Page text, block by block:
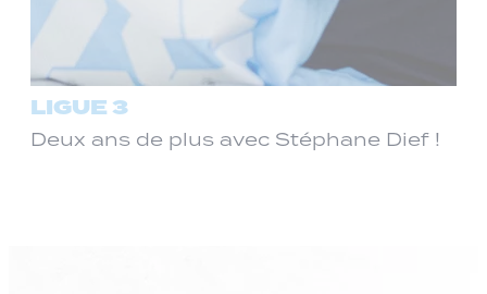
LIGUE 3
Deux ans de plus avec Stéphane Dief !